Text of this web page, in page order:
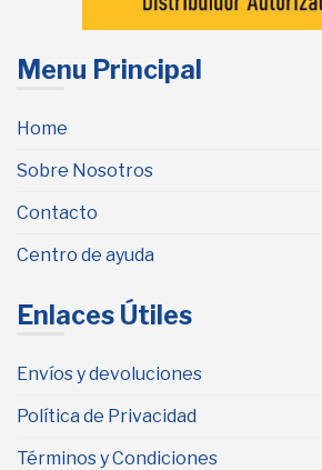
Menu Principal
Home
Sobre Nosotros
Contacto
Centro de ayuda
Enlaces Útiles
Envíos y devoluciones
Política de Privacidad
Términos y Condiciones